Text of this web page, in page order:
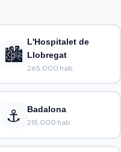
🏙️
L'Hospitalet de
Llobregat
265,000 hab.
⚓ Badalona
215,000 hab.